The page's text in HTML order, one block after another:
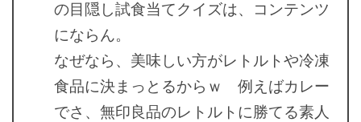
の目隠し試食当てクイズは、コンテンツ
にならん。
なぜなら、美味しい方がレトルトや冷凍
食品に決まっとるからｗ 例えばカレー
でさ、無印良品のレトルトに勝てる素人